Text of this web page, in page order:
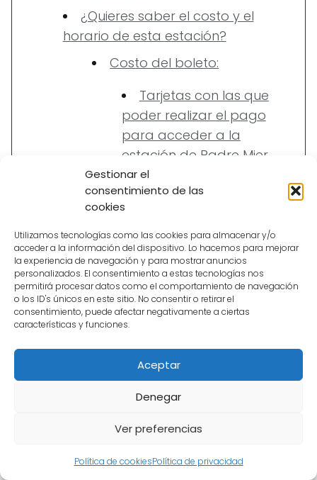
Gestionar el
consentimiento de las
cookies
Utilizamos tecnologías como las cookies para almacenar y/o
acceder a la información del dispositivo. Lo hacemos para mejorar
la experiencia de navegación y para mostrar anuncios
personalizados. El consentimiento a estas tecnologías nos
permitirá procesar datos como el comportamiento de navegación
o los ID's únicos en este sitio. No consentir o retirar el
consentimiento, puede afectar negativamente a ciertas
características y funciones.
Aceptar
Denegar
Ver preferencias
Política de cookiesPolítica de privacidad
¿Quieres saber el costo y el
horario de esta estación?
Costo del boleto:
Tarjetas con las que
poder realizar el pago
para acceder a la
estación de Padre Mier
¿Cuál es el horario que
tiene?
¿En esta parada se puede
realizar intercambio con otro
sistema de transporte público?
¿Cuál es la iconografía que se
muestra de esta parada de
¿Cómo recibe su nombre la
estación Padre Mier en Monterrey?
de esta parada para visitar?
¿Cómo puedo llegar al metro